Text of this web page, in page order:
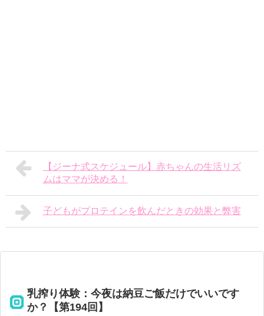
【ジーナ式スケジュール】赤ちゃんの生活リズ
ムはママが決める！
子どもがプロテインを飲んだときの効果と弊害
乳搾り体験：今夜は納豆ご飯だけでいいです
か？【第194回】